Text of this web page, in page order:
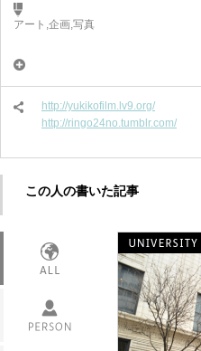
アート,企画,写真
http://yukikofilm.lv9.org/
http://ringo24no.tumblr.com/
この人の書いた記事